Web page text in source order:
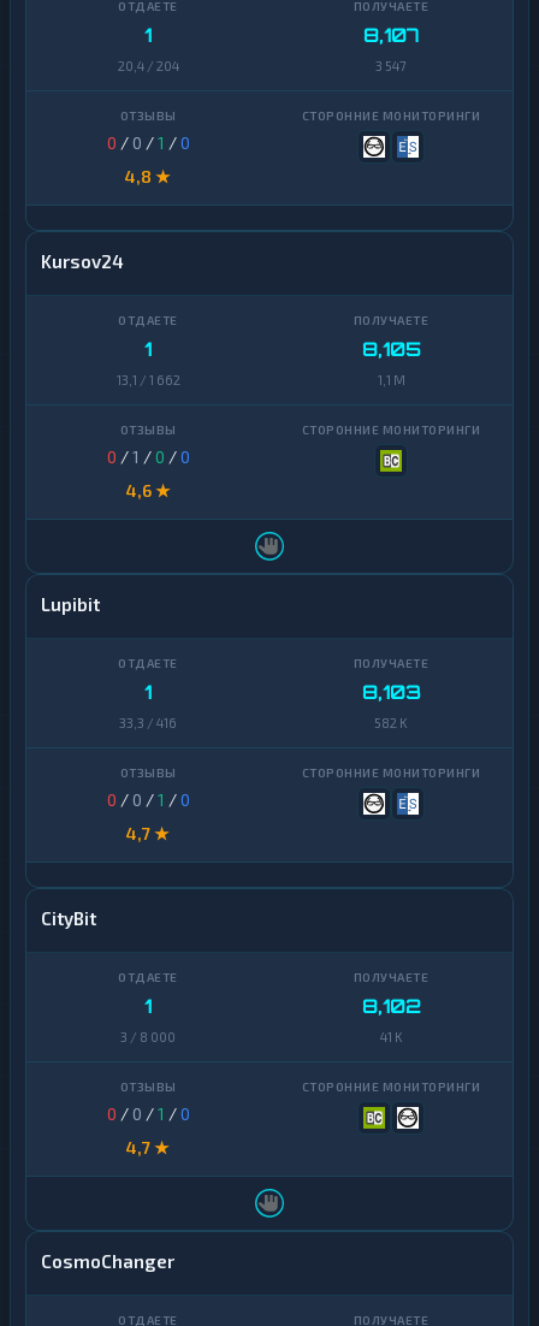
1
20,4 / 204
8,107
3 547
0 / 0 /1 /0
4,8 ★
Kursov24
1
13,1 / 1 662
8,105
1,1 M
0 /1 /0 /0
4,6 ★
Lupibit
1
33,3 / 416
8,103
582 K
0 / 0 /1 /0
4,7 ★
CityBit
1
3 / 8 000
8,102
41 K
0 / 0 /1 /0
4,7 ★
CosmoChanger